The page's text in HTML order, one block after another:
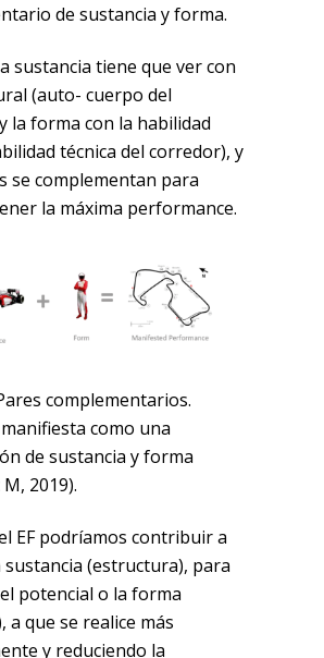
de sustancia y forma.
sustancia tiene que ver con
(auto- cuerpo del
la forma con la habilidad
técnica del corredor), y
se complementan para
la máxima performance.
complementarios.
como una
de sustancia y forma
2019).
EF podríamos contribuir a
(estructura), para
potencial o la forma
a que se realice más
y reduciendo la